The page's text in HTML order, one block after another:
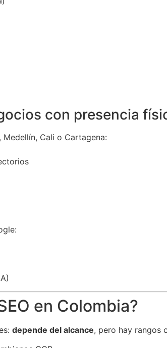
con presencia
Cali o Cartagena:
en Colombia?
depende del alcance, pero hay rangos